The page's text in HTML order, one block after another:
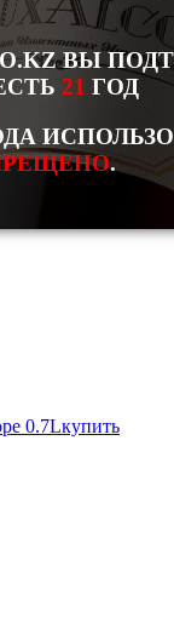
ВЫ
21 ГОД
.
0.7Lкупить